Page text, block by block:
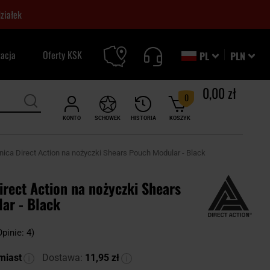
PLN
PL
Oferty KSK
KONTO HISTORIA
SCHOWEK KOSZYK
0 0,00 zł
Direct Action na nożyczki Shears Pouch Modular - Black
Action na nożyczki Shears
- Black
4)
Dostawa: 11,95 zł